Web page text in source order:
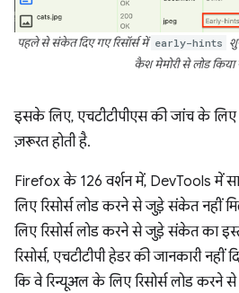
पहले से संकेत दिए गए रिसॉर्स में early-hints
कैश मेमोरी से लोड किया
इसके लिए, एचटीटीपीएस की जांच के लिए
ज़रूरत होती है.
Firefox के 126 वर्शन में, DevTools में
लिए रिसोर्स लोड करने से जुड़े संकेत नहीं
लिए रिसोर्स लोड करने से जुड़े संकेत का
रिसोर्स, एचटीटीपी हेडर की जानकारी
कि वे रिन्यूअल के लिए रिसोर्स लोड